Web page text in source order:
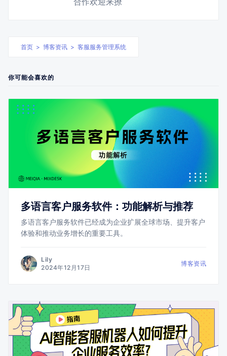
首页 > 博客资讯 > 客服服务管理系统
你可能会喜欢的
多语言客户服务软件：功能解析与推荐
多语言客户服务软件已经成为企业扩展全球市场、提升客户
体验和推动业务增长的重要工具。
Lily
2024年12月17日
博客资讯